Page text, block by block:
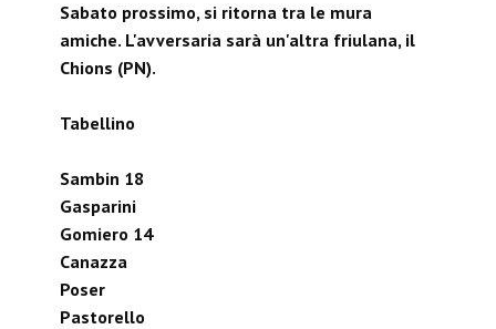
Sabato prossimo, si ritorna tra le mura
amiche. L'avversaria sarà un'altra friulana, il
Chions (PN).
Tabellino
Sambin 18
Gasparini
Gomiero 14
Canazza
Poser
Pastorello